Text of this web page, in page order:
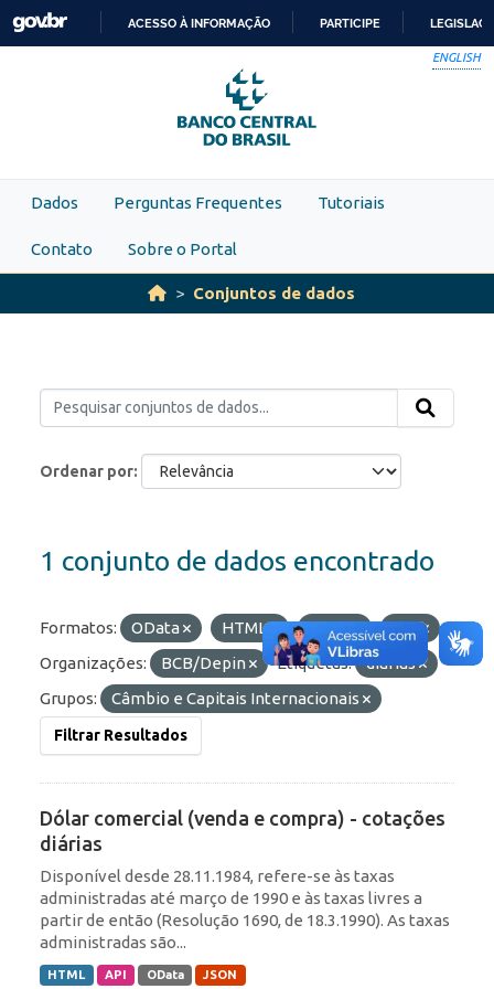
Skip to main content
PARA
O
CONTEÚDO
ACESSO À INFORMAÇÃO PARTICIPE
ENGLISH
Dados Perguntas Frequentes Tutoriais
Contato Sobre o Portal
Conjuntos de dados
Ordenar por
1 conjunto de dados encontrado
Formatos: OData HTML JSON
API
Organizações:
BCB/Depin Etiquetas:
diárias
Grupos:
Câmbio e Capitais Internacionais
Filtrar Resultados
Dólar comercial (venda e compra) - cotações
diárias
Disponível desde 28.11.1984, refere-se às taxas
administradas até março de 1990 e às taxas livres a
partir de então (Resolução 1690, de 18.3.1990). As taxas
administradas são...
HTML API OData JSON